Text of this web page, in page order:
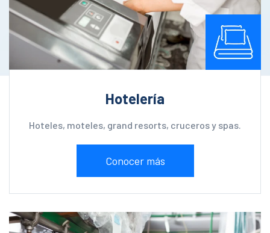
Hotelería
Hoteles, moteles, grand resorts, cruceros y spas.
Conocer más